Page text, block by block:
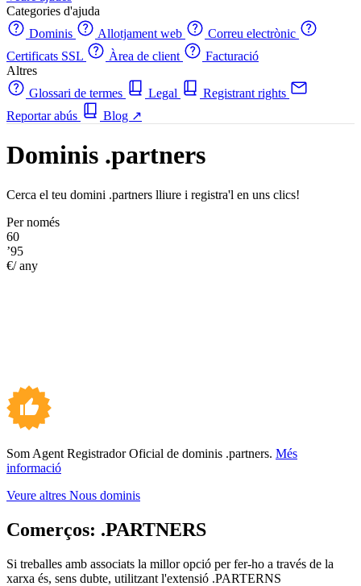
Categories d'ajuda
Dominis
Allotjament web
Correu electrònic
Certificats SSL
Àrea de client
Facturació
Altres
Glossari de termes
Legal
Registrant rights
Reportar abús
Blog ↗
Dominis .partners
Cerca el teu domini .partners lliure i registra'l en uns clics!
Per només
60
’95
€/ any
Som Agent Registrador Oficial de dominis .partners. Més
informació
Veure altres Nous dominis
Comerços: .PARTNERS
Si treballes amb associats la millor opció per fer-ho a través de la
xarxa és, sens dubte, utilitzant l'extensió .PARTERNS